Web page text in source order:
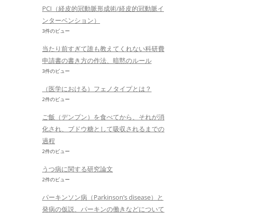
PCI（経皮的冠動脈形成術/経皮的冠動脈イ
ンターベンション）
3件のビュー
当たり前すぎて誰も教えてくれない科研費
申請書の書き方の作法、暗黙のルール
3件のビュー
（医学における）フェノタイプとは？
2件のビュー
ご飯（デンプン）を食べてから、それが消
化され、ブドウ糖として吸収されるまでの
過程
2件のビュー
うつ病に関する研究論文
2件のビュー
パーキンソン病（Parkinson’s disease）と
発病の仮説、パーキンの働きなどについて